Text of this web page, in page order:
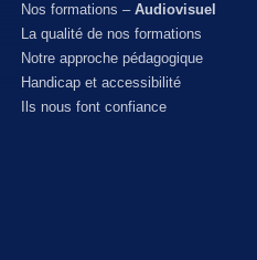
Nos formations – Audiovisuel
La qualité de nos formations
Notre approche pédagogique
Handicap et accessibilité
Ils nous font confiance